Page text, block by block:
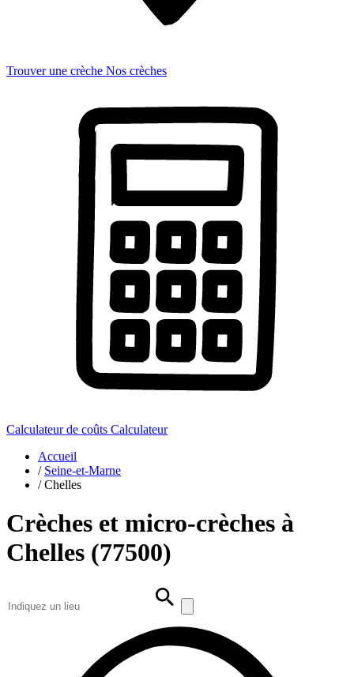
Trouver une crèche Nos crèches
Calculateur de coûts Calculateur
Accueil
/ Seine-et-Marne
/ Chelles
Crèches et micro-crèches à
Chelles (77500)